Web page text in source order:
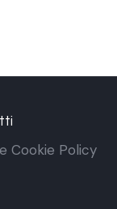
Cookie Policy